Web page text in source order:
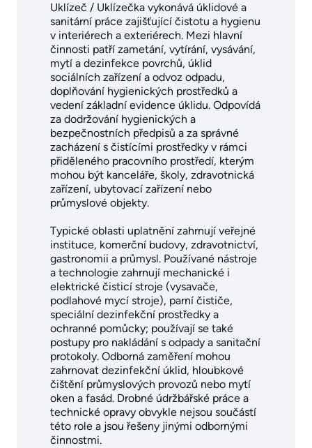
Uklízeč / Uklízečka vykonává úklidové a
sanitární práce zajišťující čistotu a hygienu
v interiérech a exteriérech. Mezi hlavní
činnosti patří zametání, vytírání, vysávání,
mytí a dezinfekce povrchů, úklid
sociálních zařízení a odvoz odpadu,
doplňování hygienických prostředků a
vedení základní evidence úklidu. Odpovídá
za dodržování hygienických a
bezpečnostních předpisů a za správné
zacházení s čistícími prostředky v rámci
přiděleného pracovního prostředí, kterým
mohou být kanceláře, školy, zdravotnická
zařízení, ubytovací zařízení nebo
průmyslové objekty.
Typické oblasti uplatnění zahrnují veřejné
instituce, komerční budovy, zdravotnictví,
gastronomii a průmysl. Používané nástroje
a technologie zahrnují mechanické i
elektrické čisticí stroje (vysavače,
podlahové mycí stroje), parní čističe,
speciální dezinfekční prostředky a
ochranné pomůcky; používají se také
postupy pro nakládání s odpady a sanitační
protokoly. Odborná zaměření mohou
zahrnovat dezinfekční úklid, hloubkové
čištění průmyslových provozů nebo mytí
oken a fasád. Drobné údržbářské práce a
technické opravy obvykle nejsou součástí
této role a jsou řešeny jinými odbornými
činnostmi.